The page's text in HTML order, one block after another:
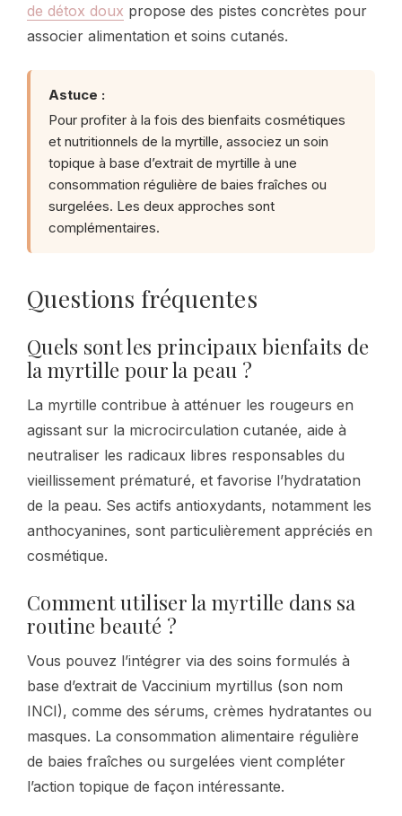
de détox doux propose des pistes concrètes pour
associer alimentation et soins cutanés.
Astuce :
Pour profiter à la fois des bienfaits cosmétiques
et nutritionnels de la myrtille, associez un soin
topique à base d’extrait de myrtille à une
consommation régulière de baies fraîches ou
surgelées. Les deux approches sont
complémentaires.
Questions fréquentes
Quels sont les principaux bienfaits de
la myrtille pour la peau ?
La myrtille contribue à atténuer les rougeurs en
agissant sur la microcirculation cutanée, aide à
neutraliser les radicaux libres responsables du
vieillissement prématuré, et favorise l’hydratation
de la peau. Ses actifs antioxydants, notamment les
anthocyanines, sont particulièrement appréciés en
cosmétique.
Comment utiliser la myrtille dans sa
routine beauté ?
Vous pouvez l’intégrer via des soins formulés à
base d’extrait de Vaccinium myrtillus (son nom
INCI), comme des sérums, crèmes hydratantes ou
masques. La consommation alimentaire régulière
de baies fraîches ou surgelées vient compléter
l’action topique de façon intéressante.